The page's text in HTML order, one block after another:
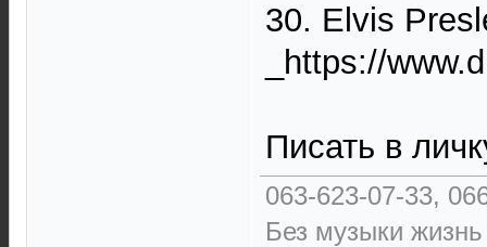
30. Elvis
_https://
Писать в
063-623-07-33,
Без музыки